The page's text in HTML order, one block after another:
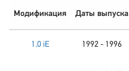
Модификация Даты выпуска
1.0 iE 1992 - 1996